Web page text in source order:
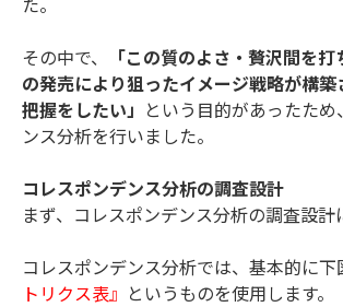
その中で、
「この質のよさ・贅沢間を
の発売により狙ったイメージ戦略が構
把握をしたい」 という目的があったた
ンス分析を行いました。
コレスポンデンス分析の調査設計
まず、コレスポンデンス分析の調査設計
コレスポンデンス分析では、基本的に下
トリクス表』 というものを使用します。